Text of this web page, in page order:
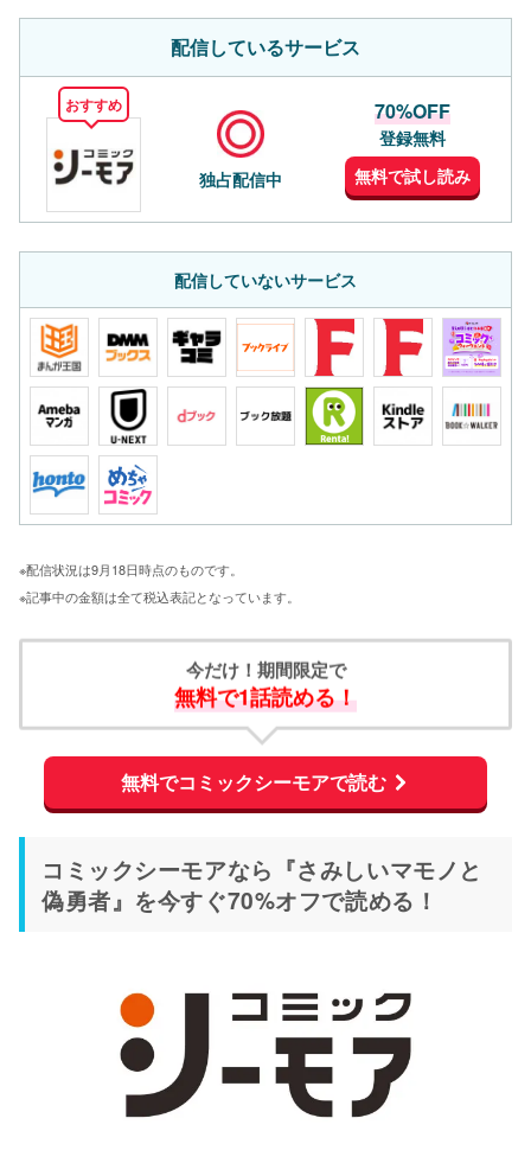
配信しているサービス
おすすめ
独占配信中
70%OFF
登録無料
無料で試し読み
配信していないサービス
※配信状況は9月18日時点のものです。
※記事中の金額は全て税込表記となっています。
今だけ！期間限定で
無料で1話読める！
無料でコミックシーモアで読む
コミックシーモアなら『さみしいマモノと
偽勇者』を今すぐ70%オフで読める！